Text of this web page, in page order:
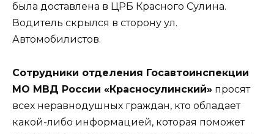
была доставлена в ЦРБ Красного Сулина.
Водитель скрылся в сторону ул.
Автомобилистов.
Сотрудники отделения Госавтоинспекции
МО МВД России «Красносулинский» просят
всех неравнодушных граждан, кто обладает
какой-либо информацией, которая поможет